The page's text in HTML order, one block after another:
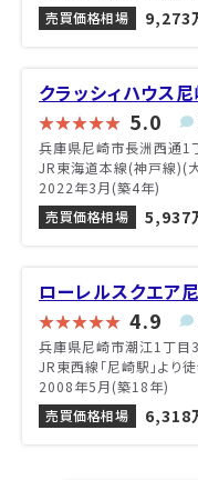
売買価格相場
9,273
クラッシィハウス
5.0
兵庫県尼崎市長洲西通1
JR東海道本線(神戸線)(
2022年3月(築4年)
売買価格相場
5,937
ローレルスクエア
4.9
兵庫県尼崎市潮江1丁目
JR東西線「尼崎駅」より
2008年5月(築18年)
売買価格相場
6,318